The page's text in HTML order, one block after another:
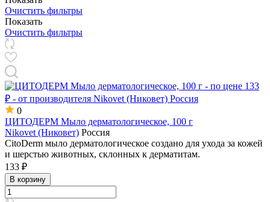
Очистить фильтры
Показать
Очистить фильтры
0
ЦИТОДЕРМ Мыло дерматологическое, 100 г
Nikovet (Никовет) Россия
CitoDerm мыло дерматологическое создано для ухода за кожей
и шерстью животных, склонных к дерматитам.
133 ₽
В корзину